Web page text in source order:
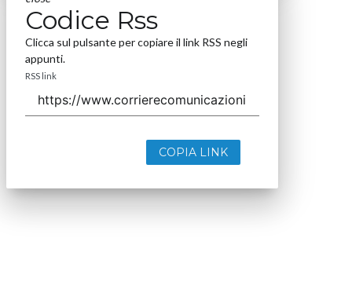
Codice Rss
Clicca sul pulsante per copiare il link RSS negli
appunti.
RSS link
COPIA LINK